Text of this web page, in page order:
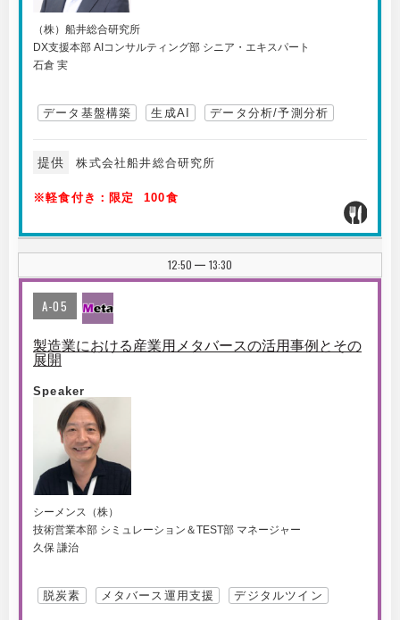
（株）船井総合研究所
DX支援本部 AIコンサルティング部 シニア・エキスパート
石倉 実
データ基盤構築 生成AI データ分析/予測分析
提供 株式会社船井総合研究所
※軽食付き：限定 100食
12:50 | 13:30
A-05
製造業における産業用メタバースの活用事例とその
展開
Speaker
シーメンス（株）
技術営業本部 シミュレーション＆TEST部 マネージャー
久保 謙治
脱炭素 メタバース運用支援 デジタルツイン